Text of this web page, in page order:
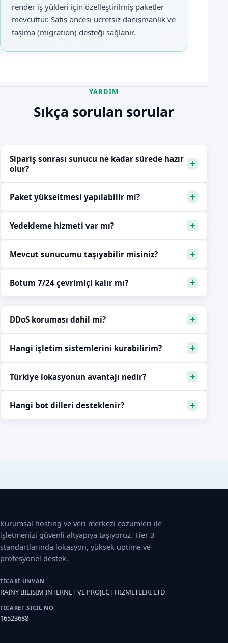
render iş yükleri için özelleştirilmiş paketler
mevcuttur. Satış öncesi ücretsiz danışmanlık ve
taşıma (migration) desteği sağlanır.
YARDIM
Sıkça sorulan sorular
Sipariş sonrası sunucu ne kadar sürede hazır
olur?
Paket yükseltmesi yapılabilir mi?
Yedekleme hizmeti var mı?
Mevcut sunucumu taşıyabilir misiniz?
Botum 7/24 çevrimiçi kalır mı?
DDoS koruması dahil mi?
Hangi işletim sistemlerini kurabilirim?
Türkiye lokasyonun avantajı nedir?
Hangi bot dilleri desteklenir?
Kurumsal hosting ve veri merkezi çözümleri ile
işletmenizi güvenli altyapıya taşıyoruz. Tier 3
standartlarında lokasyon, yüksek uptime ve
profesyonel destek.
TICARI UNVAN
RAINY BILISIM INTERNET VE PROJECT HIZMETLERI LTD
TICARET SICIL NO
16523688